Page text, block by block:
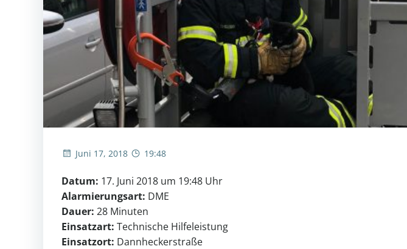
Juni 17, 2018 19:48
Datum: 17. Juni 2018 um 19:48 Uhr
Alarmierungsart: DME
Dauer: 28 Minuten
Einsatzart: Technische Hilfeleistung
Einsatzort: Dannheckerstraße